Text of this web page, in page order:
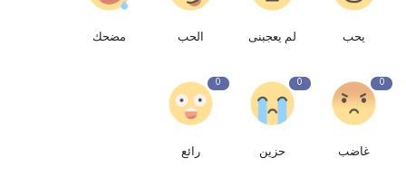
يحب لم يعجبنى الحب مضحك
0
غاضب
0
حزين
0
رائع